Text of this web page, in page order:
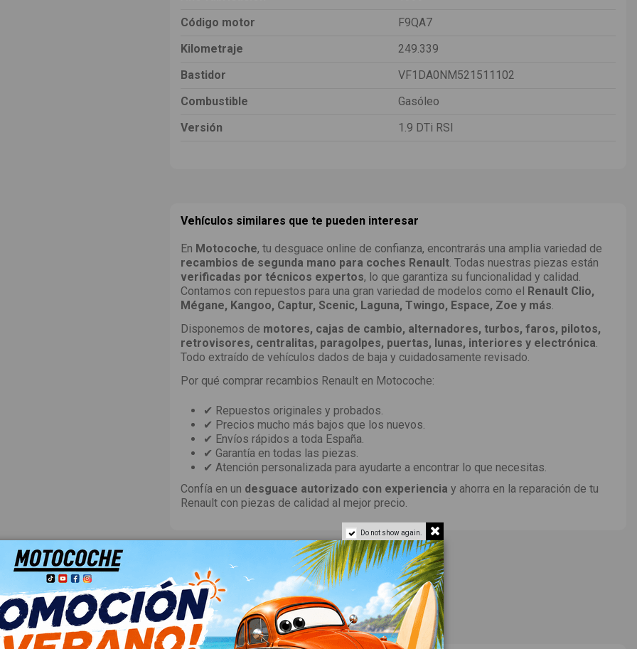
Código motor
F9QA7
Kilometraje
249.339
Bastidor
VF1DA0NM521511102
Combustible
Gasóleo
Versión
1.9 DTi RSI
Vehículos similares que te pueden interesar
En Motocoche, tu desguace online de confianza, encontrarás una amplia variedad de
recambios de segunda mano para coches Renault. Todas nuestras piezas están
verificadas por técnicos expertos, lo que garantiza su funcionalidad y calidad.
Contamos con repuestos para una gran variedad de modelos como el
Renault Clio,
Mégane, Kangoo, Captur, Scenic, Laguna, Twingo, Espace, Zoe y más.
Disponemos de motores, cajas de cambio, alternadores, turbos, faros, pilotos,
retrovisores, centralitas, paragolpes, puertas, lunas, interiores y electrónica.
Todo extraído de vehículos dados de baja y cuidadosamente revisado.
Por qué comprar recambios Renault en Motocoche:
✔ Repuestos originales y probados.
✔ Precios mucho más bajos que los nuevos.
✔ Envíos rápidos a toda España.
✔ Garantía en todas las piezas.
✔ Atención personalizada para ayudarte a encontrar lo que necesitas.
Confía en un desguace autorizado con experiencia y ahorra en la reparación de tu
Renault con piezas de calidad al mejor precio.
Do not show again.